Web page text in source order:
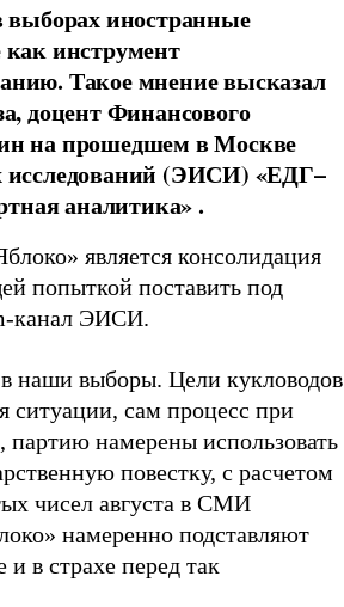
выборах иностранные
как инструмент
Такое мнение высказал
доцент Финансового
на прошедшем в Москве
исследований (ЭИСИ) «ЕДГ–
аналитика» .
является консолидация
попыткой поставить под
канал ЭИСИ.
наши выборы. Цели кукловодов
ситуации, сам процесс при
партию намерены использовать
повестку, с расчетом
чисел августа в СМИ
намеренно подставляют
в страхе перед так